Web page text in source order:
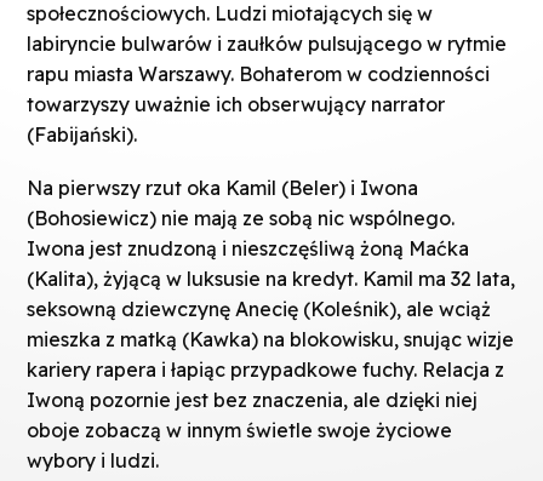
społecznościowych. Ludzi miotających się w
labiryncie bulwarów i zaułków pulsującego w rytmie
rapu miasta Warszawy. Bohaterom w codzienności
towarzyszy uważnie ich obserwujący narrator
(Fabijański).
Na pierwszy rzut oka Kamil (Beler) i Iwona
(Bohosiewicz) nie mają ze sobą nic wspólnego.
Iwona jest znudzoną i nieszczęśliwą żoną Maćka
(Kalita), żyjącą w luksusie na kredyt. Kamil ma 32 lata,
seksowną dziewczynę Anecię (Koleśnik), ale wciąż
mieszka z matką (Kawka) na blokowisku, snując wizje
kariery rapera i łapiąc przypadkowe fuchy. Relacja z
Iwoną pozornie jest bez znaczenia, ale dzięki niej
oboje zobaczą w innym świetle swoje życiowe
wybory i ludzi.